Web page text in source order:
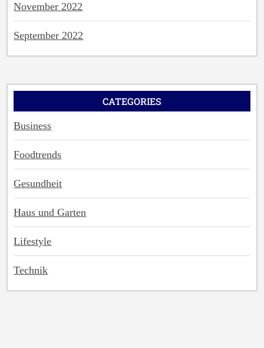
November 2022
September 2022
CATEGORIES
Business
Foodtrends
Gesundheit
Haus und Garten
Lifestyle
Technik